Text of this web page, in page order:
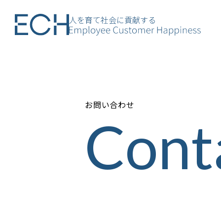
人を育て社会に貢献する
お問い合わせ